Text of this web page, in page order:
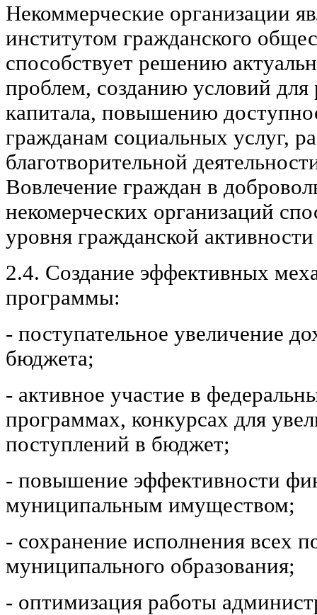
Некоммерческие организации
институтом гражданского
способствует решению
проблем, созданию условий для
капитала, повышению
гражданам социальных услуг,
благотворительной
Вовлечение граждан в
некомерческих организаций
уровня гражданской
2.4. Создание эффективных
программы:
- поступательное увеличение
бюджета;
- активное участие в
программах, конкурсах для
поступлений в бюджет;
- повышение эффективности
муниципальным имуществом;
- сохранение исполнения всех
муниципального образования;
- оптимизация работы